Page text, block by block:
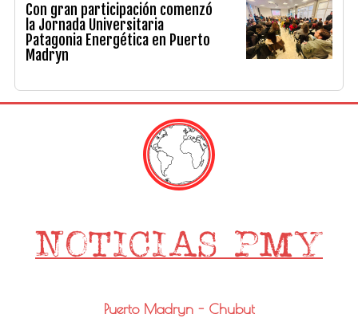
Con gran participación comenzó
la Jornada Universitaria
Patagonia Energética en Puerto
Madryn
Puerto Madryn - Chubut